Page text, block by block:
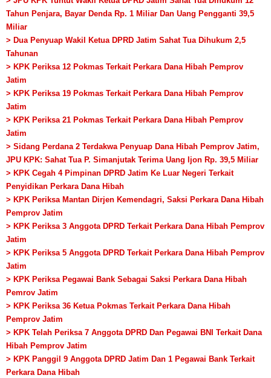
Tahun Penjara, Bayar Denda Rp. 1 Miliar Dan Uang Pengganti 39,5
Miliar
> Dua Penyuap Wakil Ketua DPRD Jatim Sahat Tua Dihukum 2,5
Tahunan
> KPK Periksa 12 Pokmas Terkait Perkara Dana Hibah Pemprov
Jatim
> KPK Periksa 19 Pokmas Terkait Perkara Dana Hibah Pemprov
Jatim
> KPK Periksa 21 Pokmas Terkait Perkara Dana Hibah Pemprov
Jatim
> Sidang Perdana 2 Terdakwa Penyuap Dana Hibah Pemprov Jatim,
JPU KPK: Sahat Tua P. Simanjutak Terima Uang Ijon Rp. 39,5 Miliar
> KPK Cegah 4 Pimpinan DPRD Jatim Ke Luar Negeri Terkait
Penyidikan Perkara Dana Hibah
> KPK Periksa Mantan Dirjen Kemendagri, Saksi Perkara Dana Hibah
Pemprov Jatim
> KPK Periksa 3 Anggota DPRD Terkait Perkara Dana Hibah Pemprov
Jatim
> KPK Periksa 5 Anggota DPRD Terkait Perkara Dana Hibah Pemprov
Jatim
> KPK Periksa Pegawai Bank Sebagai Saksi Perkara Dana Hibah
Pemrov Jatim
> KPK Periksa 36 Ketua Pokmas Terkait Perkara Dana Hibah
Pemprov Jatim
> KPK Telah Periksa 7 Anggota DPRD Dan Pegawai BNI Terkait Dana
Hibah Pemprov Jatim
> KPK Panggil 9 Anggota DPRD Jatim Dan 1 Pegawai Bank Terkait
Perkara Dana Hibah